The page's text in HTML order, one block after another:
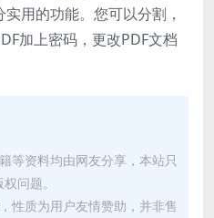
用的功能。您可以分割，
加上密码，更改PDF文档
等资料均由网友分享，本站只
问题。
性质为用户友情赞助，并非售